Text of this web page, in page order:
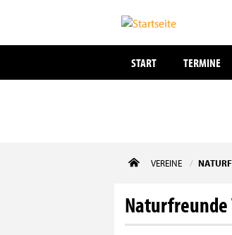
START TERMINE
VEREINE